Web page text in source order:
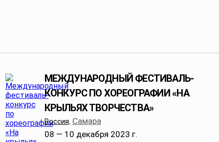
МЕЖДУНАРОДНЫЙ ФЕСТИВАЛЬ-
КОНКУРС ПО ХОРЕОГРАФИИ «НА
КРЫЛЬЯХ ТВОРЧЕСТВА»
Россия, Самара
08 — 10 декабря 2023 г.